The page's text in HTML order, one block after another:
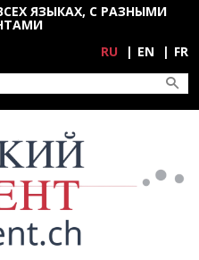
ЯЗЫКАХ, С РАЗНЫМИ
RU EN FR